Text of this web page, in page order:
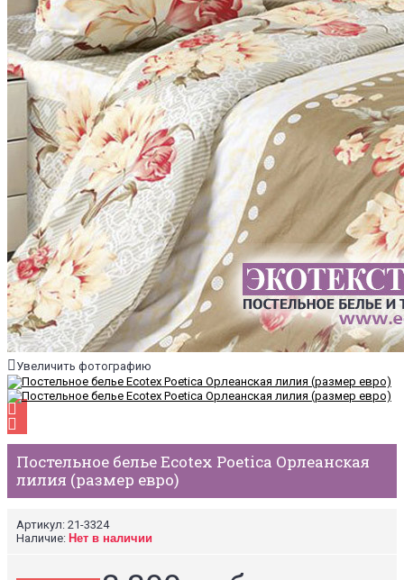
Увеличить фотографию
Постельное белье Ecotex Poetica Орлеанская
лилия (размер евро)
Артикул: 21-3324
Наличие: Нет в наличии